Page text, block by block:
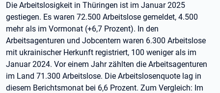
Die Arbeitslosigkeit in Thüringen ist im Januar 2025
gestiegen. Es waren 72.500 Arbeitslose gemeldet, 4.500
mehr als im Vormonat (+6,7 Prozent). In den
Arbeitsagenturen und Jobcentern waren 6.300 Arbeitslose
mit ukrainischer Herkunft registriert, 100 weniger als im
Januar 2024. Vor einem Jahr zählten die Arbeitsagenturen
im Land 71.300 Arbeitslose. Die Arbeitslosenquote lag in
diesem Berichtsmonat bei 6,6 Prozent. Zum Vergleich: Im